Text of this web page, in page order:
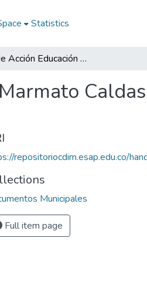
Statistics
Plan de Acción Educación Marmato Caldas 2012: PA Educación Marmato Caldas 2012
repositoriocdim.esap.edu.co/
Municipales
Full item page